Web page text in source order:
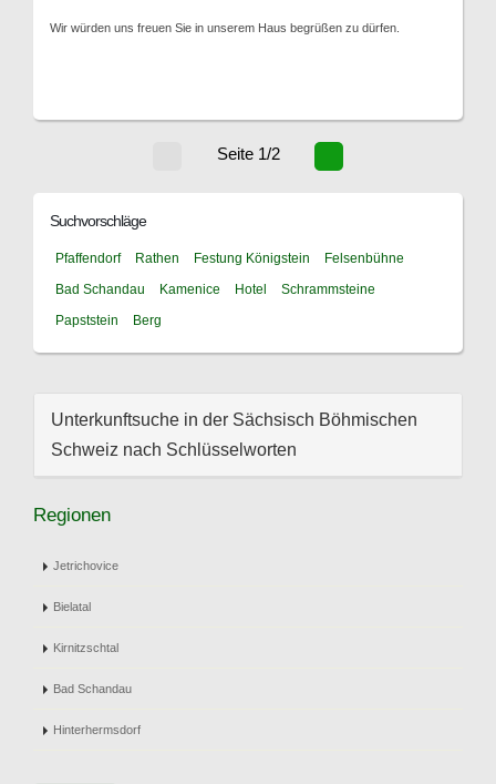
Wir würden uns freuen Sie in unserem Haus begrüßen zu dürfen.
Seite 1/2
Suchvorschläge
Pfaffendorf Rathen Festung Königstein
Felsenbühne
Bad Schandau
Kamenice Hotel
Schrammsteine
Papststein
Berg
Unterkunftsuche in der Sächsisch Böhmischen
Schweiz nach Schlüsselworten
Regionen
Jetrichovice
Bielatal
Kirnitzschtal
Bad Schandau
Hinterhermsdorf